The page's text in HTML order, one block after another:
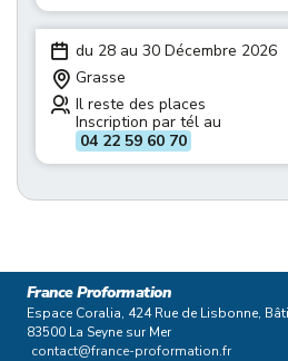
du 28 au 30 Décembre 2026
Grasse
Il reste des places
Inscription par tél au
04 22 59 60 70
France Proformation
Espace Coralia, 424 Rue de Lisbonne,
83500 La Seyne sur Mer
contact@france-proformation.fr